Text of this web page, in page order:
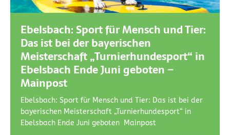
Ebelsbach: Sport für Mensch und Tier:
Das ist bei der bayerischen
Meisterschaft „Turnierhundesport“ in
Ebelsbach Ende Juni geboten –
Mainpost
Ebelsbach: Sport für Mensch und Tier: Das ist bei der
bayerischen Meisterschaft „Turnierhundesport“ in
Ebelsbach Ende Juni geboten Mainpost